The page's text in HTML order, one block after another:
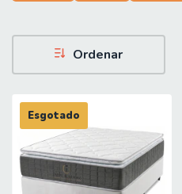
Ordenar
Esgotado